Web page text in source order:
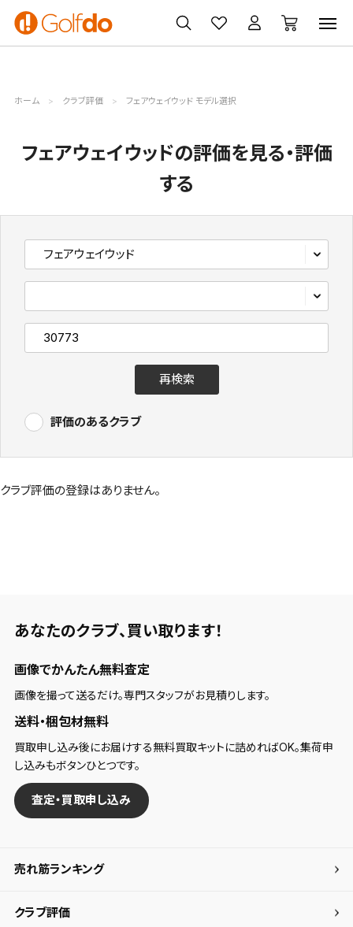
ゴルフ
クラブ
ゴルフ用品
買取
無料査定
クーポン
一覧
ホーム クラブ評価 フェアウェイウッド モデル選択
フェアウェイウッドの評価を見る・評価
する
再検索
評価のあるクラブ
クラブ評価の登録はありません。
あなたのクラブ、 買い取ります！
画像でかんたん無料査定
画像を撮って送るだけ。専門スタッフがお見積りします。
送料・梱包材無料
買取申し込み後にお届けする無料買取キットに詰めればOK。集荷申
し込みもボタンひとつです。
査定・買取申し込み
売れ筋ランキング
クラブ評価